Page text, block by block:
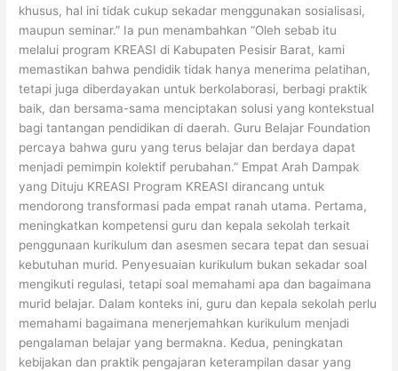
khusus, hal ini tidak cukup sekadar menggunakan sosialisasi,
maupun seminar.” Ia pun menambahkan “Oleh sebab itu
melalui program KREASI di Kabupaten Pesisir Barat, kami
memastikan bahwa pendidik tidak hanya menerima pelatihan,
tetapi juga diberdayakan untuk berkolaborasi, berbagi praktik
baik, dan bersama-sama menciptakan solusi yang kontekstual
bagi tantangan pendidikan di daerah. Guru Belajar Foundation
percaya bahwa guru yang terus belajar dan berdaya dapat
menjadi pemimpin kolektif perubahan.” Empat Arah Dampak
yang Dituju KREASI Program KREASI dirancang untuk
mendorong transformasi pada empat ranah utama. Pertama,
meningkatkan kompetensi guru dan kepala sekolah terkait
penggunaan kurikulum dan asesmen secara tepat dan sesuai
kebutuhan murid. Penyesuaian kurikulum bukan sekadar soal
mengikuti regulasi, tetapi soal memahami apa dan bagaimana
murid belajar. Dalam konteks ini, guru dan kepala sekolah perlu
memahami bagaimana menerjemahkan kurikulum menjadi
pengalaman belajar yang bermakna. Kedua, peningkatan
kebijakan dan praktik pengajaran keterampilan dasar yang